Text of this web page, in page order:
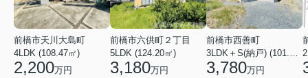
前橋市天川大島町
4LDK (108.47㎡)
2,200万円
前橋市六供町２丁目
5LDK (124.20㎡)
3,180万円
前橋市西善町
3LDK＋S(納戸) (101.02㎡)
3,780万円